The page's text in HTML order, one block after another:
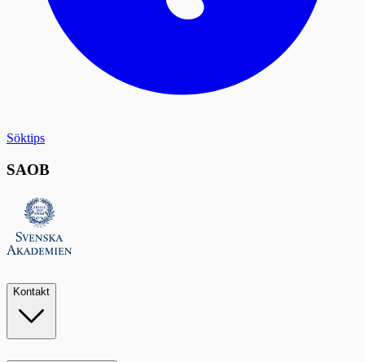
Söktips
SAOB
Kontakt